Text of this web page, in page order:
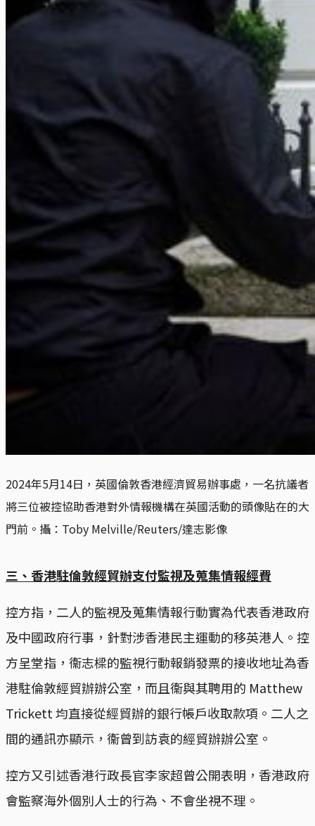
2024年5月14日，英國倫敦香港經濟貿易辦事處，一名抗議者
將三位被控協助香港對外情報機構在英國活動的頭像貼在的大
門前。攝：Toby Melville/Reuters/達志影像
三、香港駐倫敦經貿辦支付監視及蒐集情報經費
控方指，二人的監視及蒐集情報行動實為代表香港政府
及中國政府行事，針對涉香港民主運動的移英港人。控
方呈堂指，衞志樑的監視行動報銷發票的接收地址為香
港駐倫敦經貿辦辦公室，而且衞與其聘用的 Matthew
Trickett 均直接從經貿辦的銀行帳戶收取款項。二人之
間的通訊亦顯示，衞曾到訪袁的經貿辦辦公室。
控方又引述香港行政長官李家超曾公開表明，香港政府
會監察海外個別人士的行為、不會坐視不理。